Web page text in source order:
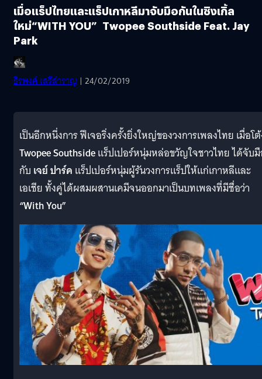
เมื่อแร็ปไทยและแร็ปเกาหลีมาจับมือกันในซิงเกิ้ล
ใหม่“WITH YOU” Twopee Southside Feat. Jay
Park
ธีรพงศ์ เสรีสำราญ | 24/02/2019
เป็นอีกหนึ่งการฟีเจอริ่งครั้งยิ่งใหญ่ของวงการเพลงไทย เมื่อโ
Twopee Southsideแร็ปเปอร์หนุ่มหล่อขวัญใจชาวไทยได้จับ
กับ เจย์ปาร์ค แร็ปเปอร์หนุ่มผู้รันวงการแร็ปให้แก่เกาหลีและ
เอเชีย ทั้งคู่ได้ผสมผสานเคมีจนออกมาเป็นบทเพลงที่มีชื่อว่า
“With You”